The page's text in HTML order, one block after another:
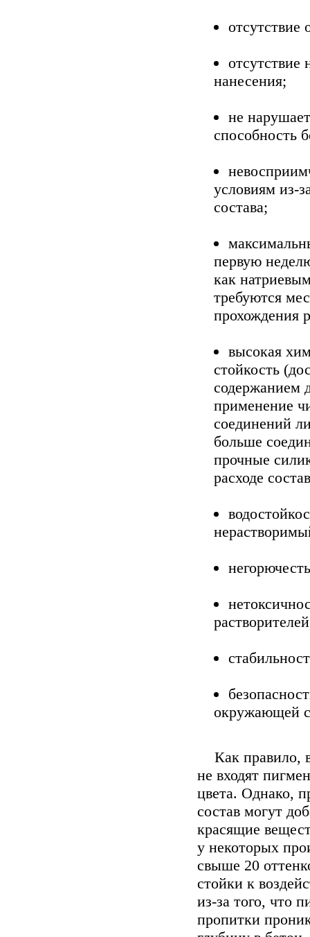
отсутствие
отсутствие
нанесения;
не
способность
условиям из-
состава;
первую
как
требуются
прохождения
высокая
стойкость
содержанием
применение
соединений
больше
прочные
расходе
окружающей
Как правило,
не входят
цвета. Однако,
состав могут
красящие
у некоторых
свыше 20
стойки к
из-за того, что
пропитки